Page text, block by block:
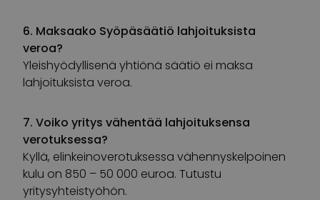
6. Maksaako Syöpäsäätiö lahjoituksista
veroa?
Yleishyödyllisenä yhtiönä säätiö ei maksa
lahjoituksista veroa.
7. Voiko yritys vähentää lahjoituksensa
verotuksessa?
Kyllä, elinkeinoverotuksessa vähennyskelpoinen
kulu on 850 – 50 000 euroa. Tutustu
yritysyhteistyöhön.